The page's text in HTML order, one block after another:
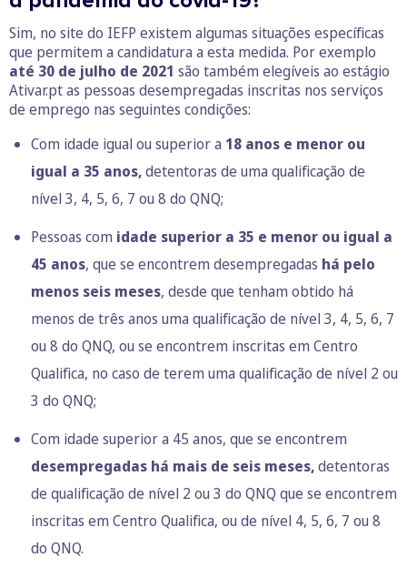
Sim, no site do IEFP existem algumas situações específicas
que permitem a candidatura a esta medida. Por exemplo
até 30 de julho de 2021 são também elegíveis ao estágio
Ativar.pt as pessoas desempregadas inscritas nos serviços
de emprego nas seguintes condições:
Com idade igual ou superior a 18 anos e menor ou
igual a 35 anos,detentoras de uma qualificação de
nível 3, 4, 5, 6, 7 ou 8 do QNQ;
Pessoas com idade superior a 35 e menor ou igual a
45 anos, que se encontrem desempregadas há pelo
menos seis meses, desde que tenham obtido há
menos de três anos uma qualificação de nível 3, 4, 5, 6, 7
ou 8 do QNQ, ou se encontrem inscritas em Centro
Qualifica, no caso de terem uma qualificação de nível 2 ou
3 do QNQ;
Com idade superior a 45 anos, que se encontrem
desempregadas há mais de seis meses,detentoras
de qualificação de nível 2 ou 3 do QNQ que se encontrem
inscritas em Centro Qualifica, ou de nível 4, 5, 6, 7 ou 8
do QNQ.